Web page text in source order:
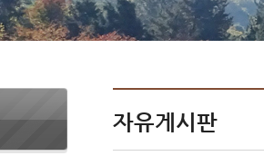
자유게시판